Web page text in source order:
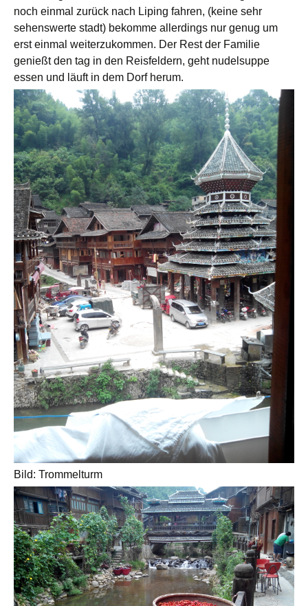
noch einmal zurück nach Liping fahren, (keine sehr
sehenswerte stadt) bekomme allerdings nur genug um
erst einmal weiterzukommen. Der Rest der Familie
genießt den tag in den Reisfeldern, geht nudelsuppe
essen und läuft in dem Dorf herum.
Bild: Trommelturm